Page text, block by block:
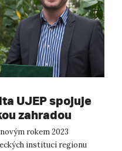
UJEP spojuje
zahradou
rokem 2023
institucí regionu